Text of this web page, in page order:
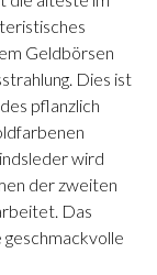
Geldbörsen
Dies ist
pflanzlich
wird
der zweiten
Das